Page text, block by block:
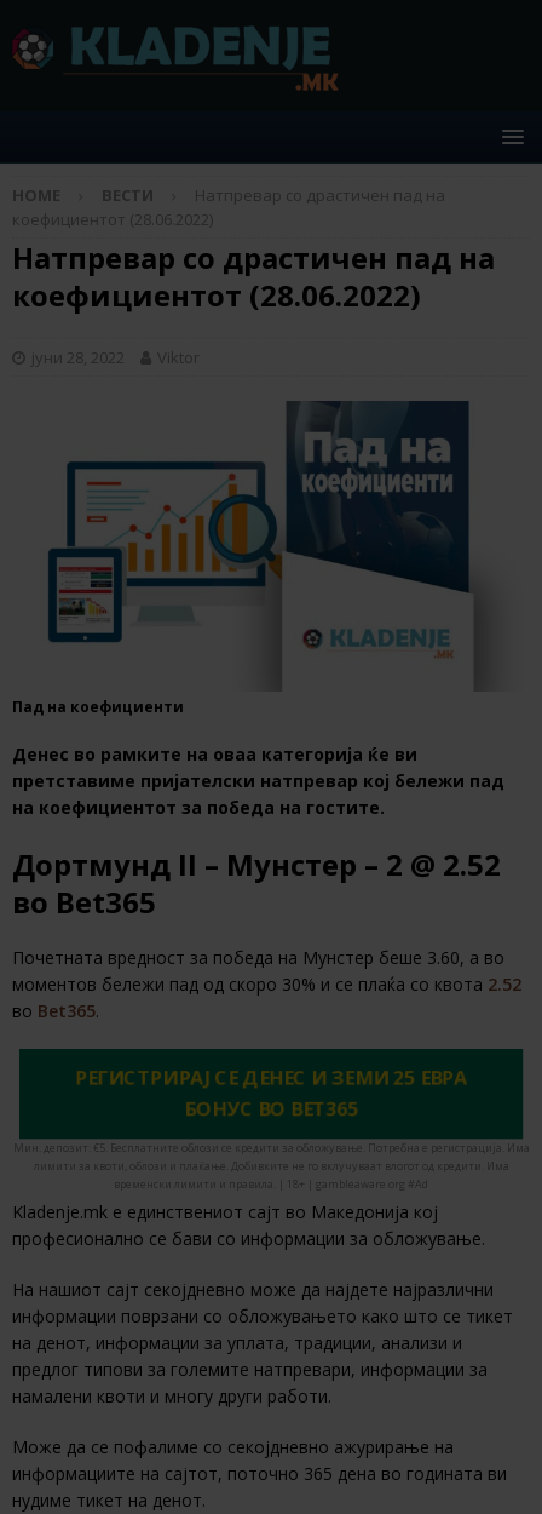
HOME ВЕСТИ
Натпревар со драстичен пад на
коефициентот (28.06.2022)
Натпревар со драстичен пад на
коефициентот (28.06.2022)
јуни 28, 2022 Viktor
Пад на коефициенти
Денес во рамките на оваа категорија ќе ви
претставиме пријателски натпревар кој бележи пад
на коефициентот за победа на гостите.
Дортмунд II – Мунстер – 2 @ 2.52
во Bet365
Почетната вредност за победа на Мунстер беше 3.60, а во
моментов бележи пад од скоро 30% и се плаќа со квота 2.52
во Bet365.
РЕГИСТРИРАЈ СЕ ДЕНЕС И ЗЕМИ 25 ЕВРА
БОНУС ВО BET365
Мин. депозит: €5. Бесплатните облози се кредити за обложување. Потребна е регистрација. Има
лимити за квоти, облози и плаќање. Добивките не го вклучуваат влогот од кредити. Има
временски лимити и правила. | 18+ | gambleaware.org #Ad
Kladenje.mk е единствениот сајт во Македонија кој
професионално се бави со информации за обложување.
На нашиот сајт секојдневно може да најдете најразлични
информации поврзани со обложувањето како што се тикет
на денот, информации за уплата, традиции, анализи и
предлог типови за големите натпревари, информации за
намалени квоти и многу други работи.
Може да се пофалиме со секојдневно ажурирање на
информациите на сајтот, поточно 365 дена во годината ви
нудиме тикет на денот.